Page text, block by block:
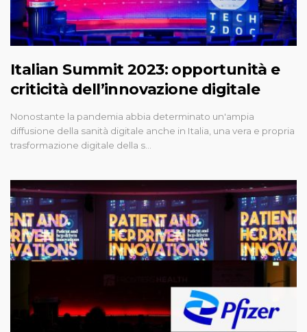
Italian Summit 2023: opportunità e
criticità dell’innovazione digitale
Nonostante la pandemia abbia determinato un'ampia
diffusione della sanità digitale anche in Italia, una vera e propria
trasformazione digitale della s…